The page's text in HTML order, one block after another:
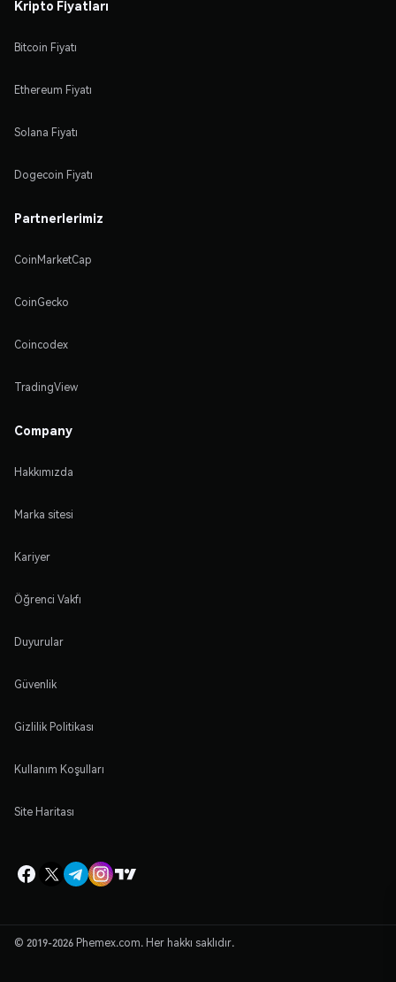
Kripto Fiyatları
Bitcoin Fiyatı
Ethereum Fiyatı
Solana Fiyatı
Dogecoin Fiyatı
Partnerlerimiz
CoinMarketCap
CoinGecko
Coincodex
TradingView
Company
Hakkımızda
Marka sitesi
Kariyer
Öğrenci Vakfı
Duyurular
Güvenlik
Gizlilik Politikası
Kullanım Koşulları
Site Haritası
© 2019-2026 Phemex.com. Her hakkı saklıdır.